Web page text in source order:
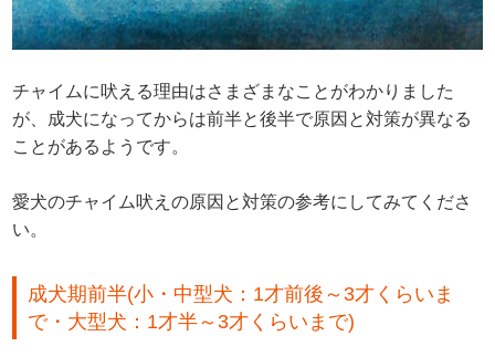
チャイムに吠える理由はさまざまなことがわかりました
が、成犬になってからは前半と後半で原因と対策が異なる
ことがあるようです。
愛犬のチャイム吠えの原因と対策の参考にしてみてくださ
い。
成犬期前半(小・中型犬：1才前後～3才くらいま
で・大型犬：1才半～3才くらいまで)